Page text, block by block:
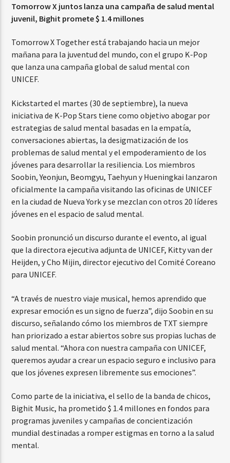
Beone Radio
Tomorrow X juntos lanza una campaña de salud mental
juvenil, Bighit promete $ 1.4 millones
Tomorrow X Together está trabajando hacia un mejor
mañana para la juventud del mundo, con el grupo K-Pop
que lanza una campaña global de salud mental con
UNICEF.
Kickstarted el martes (30 de septiembre), la nueva
iniciativa de K-Pop Stars tiene como objetivo abogar por
estrategias de salud mental basadas en la empatía,
conversaciones abiertas, la desigmatización de los
problemas de salud mental y el empoderamiento de los
jóvenes para desarrollar la resiliencia. Los miembros
Soobin, Yeonjun, Beomgyu, Taehyun y Hueningkai lanzaron
oficialmente la campaña visitando las oficinas de UNICEF
en la ciudad de Nueva York y se mezclan con otros 20 líderes
jóvenes en el espacio de salud mental.
Soobin pronunció un discurso durante el evento, al igual
que la directora ejecutiva adjunta de UNICEF, Kitty van der
Heijden, y Cho Mijin, director ejecutivo del Comité Coreano
para UNICEF.
“A través de nuestro viaje musical, hemos aprendido que
expresar emoción es un signo de fuerza”, dijo Soobin en su
discurso, señalando cómo los miembros de TXT siempre
han priorizado a estar abiertos sobre sus propias luchas de
salud mental. “Ahora con nuestra campaña con UNICEF,
queremos ayudar a crear un espacio seguro e inclusivo para
que los jóvenes expresen libremente sus emociones”.
Como parte de la iniciativa, el sello de la banda de chicos,
Bighit Music, ha prometido $ 1.4 millones en fondos para
programas juveniles y campañas de concientización
mundial destinadas a romper estigmas en torno a la salud
mental.